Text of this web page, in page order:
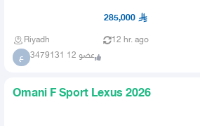
285,000
Riyadh 12 hr. ago
ع عضو 12 3479131
Omani F Sport Lexus 2026